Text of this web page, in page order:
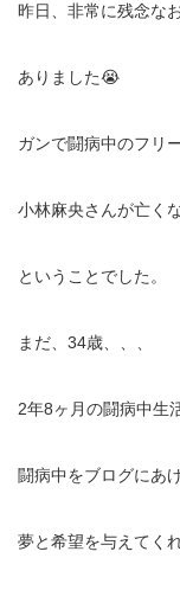
昨日、非常に残念な
ありました😭
ガンで闘病中のフリ
小林麻央さんが亡く
ということでした。
まだ、34歳、、、
2年8ヶ月の闘病中生
闘病中をブログにあ
夢と希望を与えてく